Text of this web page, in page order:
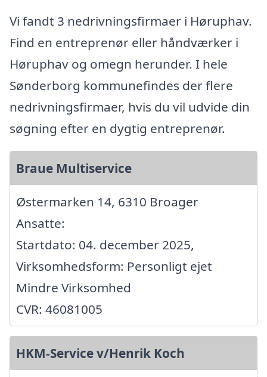
Vi fandt 3 nedrivningsfirmaer i Høruphav.
Find en entreprenør eller håndværker i
Høruphav og omegn herunder. I hele
Sønderborg kommunefindes der flere
nedrivningsfirmaer, hvis du vil udvide din
søgning efter en dygtig entreprenør.
Braue Multiservice
Østermarken 14, 6310 Broager
Ansatte:
Startdato: 04. december 2025,
Virksomhedsform: Personligt ejet
Mindre Virksomhed
CVR: 46081005
HKM-Service v/Henrik Koch